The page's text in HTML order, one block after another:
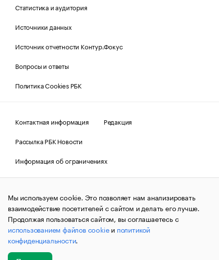
Статистика и аудитория
Источники данных
Источник отчетности Контур.Фокус
Вопросы и ответы
Политика Cookies РБК
Контактная информация
Редакция
Рассылка РБК Новости
Информация об ограничениях
Правовая информация
О соблюдении авторских прав
© АО «РОСБИЗНЕСКОНСАЛТИНГ»,1995–2026.Сообщения
и материалы информационного агентства «РБК»
(зарегистрировано Федеральной службой по надзору в сфере
связи, информационных технологий и массовых
коммуникаций (Роскомнадзор) 09.12.2015 за номером ИА
№ФС77-63848) сопровождаются пометкой «РБК». Отдельные
публикации могут содержать информацию,
не предназначенную для пользователей
Мы используем cookie. Это позволяет нам анализировать
взаимодействие посетителей с сайтом и делать его лучше.
Продолжая пользоваться сайтом, вы соглашаетесь с
использованием файлов cookieи политикой
конфиденциальности.